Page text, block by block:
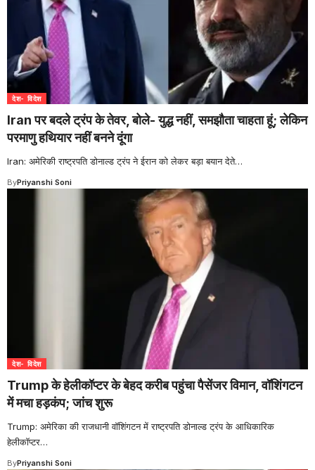
देश- विदेश
Iran पर बदले ट्रंप के तेवर, बोले- युद्ध नहीं, समझौता चाहता हूं; लेकिन
परमाणु हथियार नहीं बनने दूंगा
Iran: अमेरिकी राष्ट्रपति डोनाल्ड ट्रंप ने ईरान को लेकर बड़ा बयान देते…
ByPriyanshi Soni
देश- विदेश
Trump के हेलीकॉप्टर के बेहद करीब पहुंचा पैसेंजर विमान, वॉशिंगटन
में मचा हड़कंप; जांच शुरू
Trump: अमेरिका की राजधानी वॉशिंगटन में राष्ट्रपति डोनाल्ड ट्रंप के आधिकारिक
हेलीकॉप्टर…
ByPriyanshi Soni